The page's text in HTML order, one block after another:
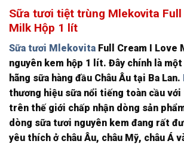
Sữa tươi tiệt trùng Mlekovita Full
Milk Hộp 1 lít
Sữa tươi Mlekovita Full Cream I Love
nguyên kem hộp 1 lít. Đây chính là
hãng sữa hàng đầu Châu Âu tại Ba Lan.
thương hiệu sữa nổi tiếng toàn cầu với
trên thế giới chấp nhận dòng sản
dòng sữa tươi nguyên kem đang rất
yêu thích ở châu Âu, châu Mỹ, châu Á